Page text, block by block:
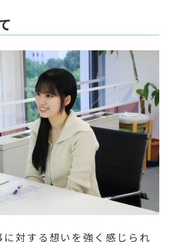
対する想いを強く感じられ